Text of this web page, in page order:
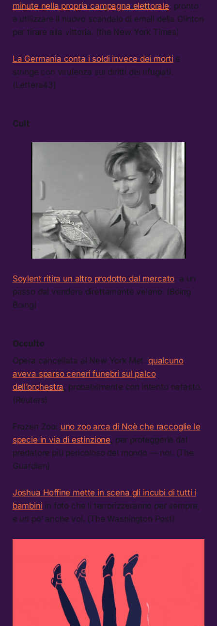
minute nella propria campagna elettorale , pronto
a utilizzare il nuovo scandalo di email della Clinton
per tirare alla vittoria. (the New York Times)
La Germania conta i soldi invece dei morti e
stringe con virulenza sui diritti dei rifugiati.
(Lettera43)
Cult
Soylent ritira un altro prodotto dal mercato: a un
passo dal vendere direttamente veleno. (Boing
Boing)
Occulto
Opera cancellata al New York Met: qualcuno
aveva sparso ceneri funebri sul palco
dell’orchestra , probabilmente con intento nefasto.
(Reuters)
Frozen Zoo: uno zoo arca di Noè che raccoglie le
specie in via di estinzione , per proteggerle dal
predatore più pericoloso del mondo — noi. (The
Guardian)
Joshua Hoffine mette in scena gli incubi di tutti i
bambini in foto che li terrorizzeranno per sempre,
e un po’ anche voi. (The Washington Post)